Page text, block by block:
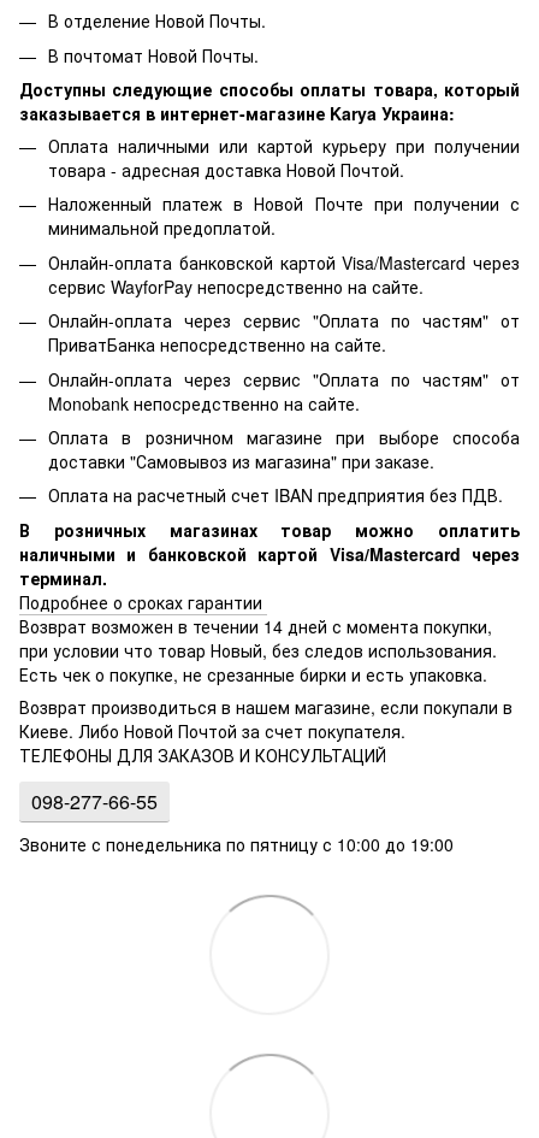
В отделение Новой Почты.
В почтомат Новой Почты.
Доступны следующие способы оплаты товара, который
заказывается в интернет-магазине Karya Украина:
Оплата наличными или картой курьеру при получении
товара - адресная доставка Новой Почтой.
Наложенный платеж в Новой Почте при получении с
минимальной предоплатой.
Онлайн-оплата банковской картой Visa/Mastercard через
сервис WayforPay непосредственно на сайте.
Онлайн-оплата через сервис "Оплата по частям" от
ПриватБанка непосредственно на сайте.
Онлайн-оплата через сервис "Оплата по частям" от
Monobank непосредственно на сайте.
Оплата в розничном магазине при выборе способа
доставки "Самовывоз из магазина" при заказе.
Оплата на расчетный счет IBAN предприятия без ПДВ.
В розничных магазинах товар можно оплатить
наличными и банковской картой Visa/Mastercard через
терминал.
Подробнее о сроках гарантии
Возврат возможен в течении 14 дней с момента покупки,
при условии что товар Новый, без следов использования.
Есть чек о покупке, не срезанные бирки и есть упаковка.
Возврат производиться в нашем магазине, если покупали в
Киеве. Либо Новой Почтой за счет покупателя.
ТЕЛЕФОНЫ ДЛЯ ЗАКАЗОВ И КОНСУЛЬТАЦИЙ
098-277-66-55
Звоните с понедельника по пятницу с 10:00 до 19:00